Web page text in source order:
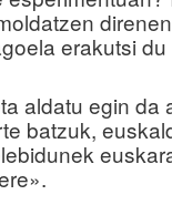
erakutsi
aldatu egin da
batzuk,